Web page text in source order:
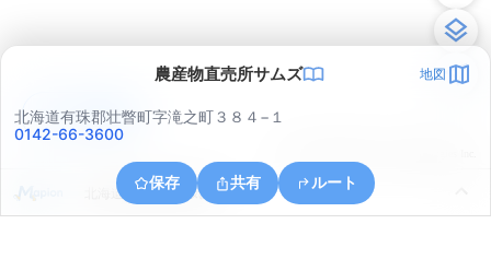
農産物直売所サムズ 地図
北海道有珠郡壮瞥町字滝之町３８４−１
0142-66-3600
保存 共有 ルート
北海道伊達市志門気町
アプリで見る